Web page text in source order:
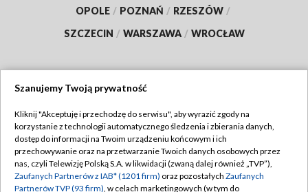
OPOLE / POZNAŃ / RZESZÓW /
SZCZECIN / WARSZAWA / WROCŁAW
TVP
Abonament TVP
Emisja w TVP
Regulamin TVP
Polityka prywatności
Szanujemy Twoją prywatność
Kliknij "Akceptuję i przechodzę do serwisu", aby wyrazić zgody na
korzystanie z technologii automatycznego śledzenia i zbierania danych,
dostęp do informacji na Twoim urządzeniu końcowym i ich
przechowywanie oraz na przetwarzanie Twoich danych osobowych przez
nas, czyli Telewizję Polską S.A. w likwidacji (zwaną dalej również „TVP”),
Zaufanych Partnerów z IAB* (1201 firm) oraz pozostałych Zaufanych
Partnerów TVP (93 firm), w celach marketingowych (w tym do